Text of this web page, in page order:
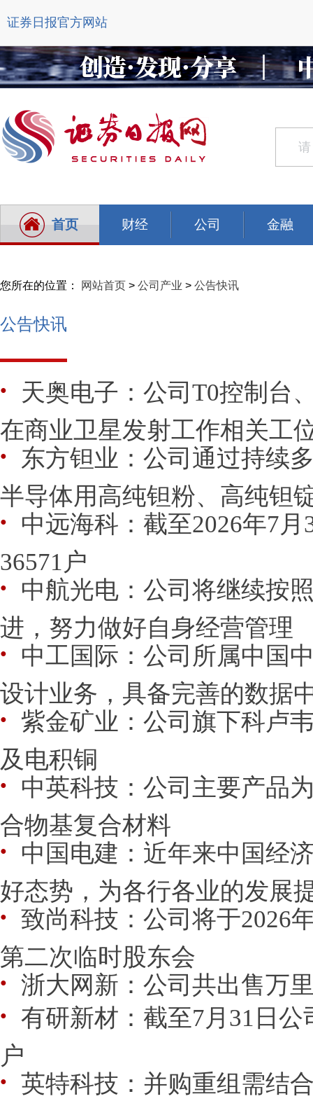
证券日报官方网站
首页 财经 公司 金融
您所在的位置： 网站首页 > 公司产业 > 公告快讯
公告快讯
● 天奥电子：公司T0控制台
在商业卫星发射工作相关工
● 东方钽业：公司通过持续
半导体用高纯钽粉、高纯钽
● 中远海科：截至2026年7
36571户
● 中航光电：公司将继续按
进，努力做好自身经营管理
● 中工国际：公司所属中国
设计业务，具备完善的数据
● 紫金矿业：公司旗下科卢
及电积铜
● 中英科技：公司主要产品
合物基复合材料
● 中国电建：近年来中国经
好态势，为各行各业的发展
● 致尚科技：公司将于2026
第二次临时股东会
● 浙大网新：公司共出售万
● 有研新材：截至7月31日公
户
● 英特科技：并购重组需结